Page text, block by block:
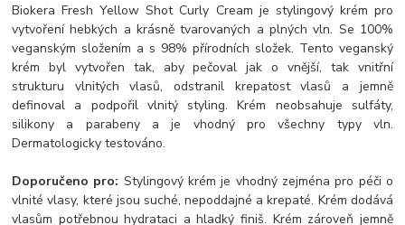
Biokera Fresh Yellow Shot Curly Cream je stylingový krém pro
vytvoření hebkých a krásně tvarovaných a plných vln. Se 100%
veganským složením a s 98% přírodních složek. Tento veganský
krém byl vytvořen tak, aby pečoval jak o vnější, tak vnitřní
strukturu vlnitých vlasů, odstranil krepatost vlasů a jemně
definoval a podpořil vlnitý styling. Krém neobsahuje sulfáty,
silikony a parabeny a je vhodný pro všechny typy vln.
Dermatologicky testováno.
Doporučeno pro: Stylingový krém je vhodný zejména pro péči o
vlnité vlasy, které jsou suché, nepoddajné a krepaté. Krém dodává
vlasům potřebnou hydrataci a hladký finiš. Krém zároveň jemně